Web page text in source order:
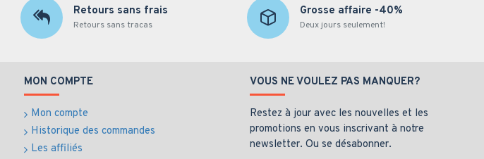
Retours sans frais
Retours sans tracas
Grosse affaire -40%
Deux jours seulement!
MON COMPTE
Mon compte
Historique des commandes
Les affiliés
VOUS NE VOULEZ PAS MANQUER?
Restez à jour avec les nouvelles et les
promotions en vous inscrivant à notre
newsletter. Ou se désabonner.